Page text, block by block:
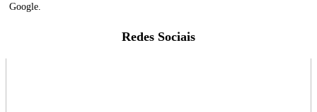
Google.
Redes Sociais